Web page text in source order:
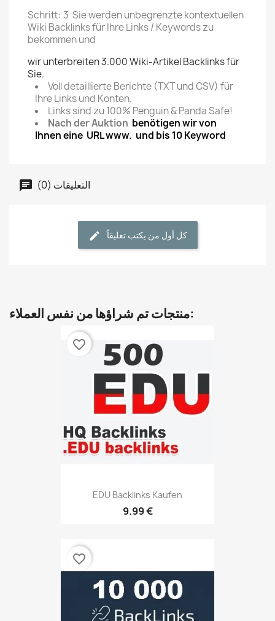
Schritt: 3 Sie werden unbegrenzte kontextuellen
Wiki Backlinks für Ihre Links / Keywords zu
bekommen und
wir unterbreiten 3.000 Wiki-Artikel Backlinks für
Sie.
Voll detaillierte Berichte (TXT und CSV) für
Ihre Links und Konten.
Links sind zu 100% Penguin & Panda Safe!
Nach der Auktion benötigen wir von
Ihnen eine URL www. und bis 10 Keyword
التعليقات (0)
كل أول من يكتب تعليقاً
منتجات تم شراؤها من نفس العملاء:
EDU Backlinks Kaufen
9.99 €
favorite_border
favorite_border